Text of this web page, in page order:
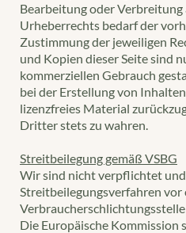
Bearbeitung oder
Urheberrechts bedarf der
Zustimmung der jeweiligen
und Kopien dieser Seite sind
kommerziellen Gebrauch
bei der Erstellung von
lizenzfreies Material
Dritter stets zu wahren.
Streitbeilegung gemäß VSBG
Wir sind nicht verpflichtet
Streitbeilegungsverfahren vor
Die Europäische